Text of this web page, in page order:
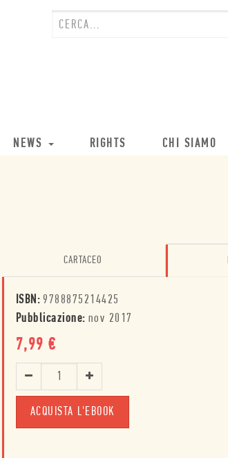
NEWS RIGHTS CHI SIAMO
CARTACEO
ISBN: 9788875214425
Pubblicazione: nov 2017
7,99 €
ACQUISTA L'EBOOK